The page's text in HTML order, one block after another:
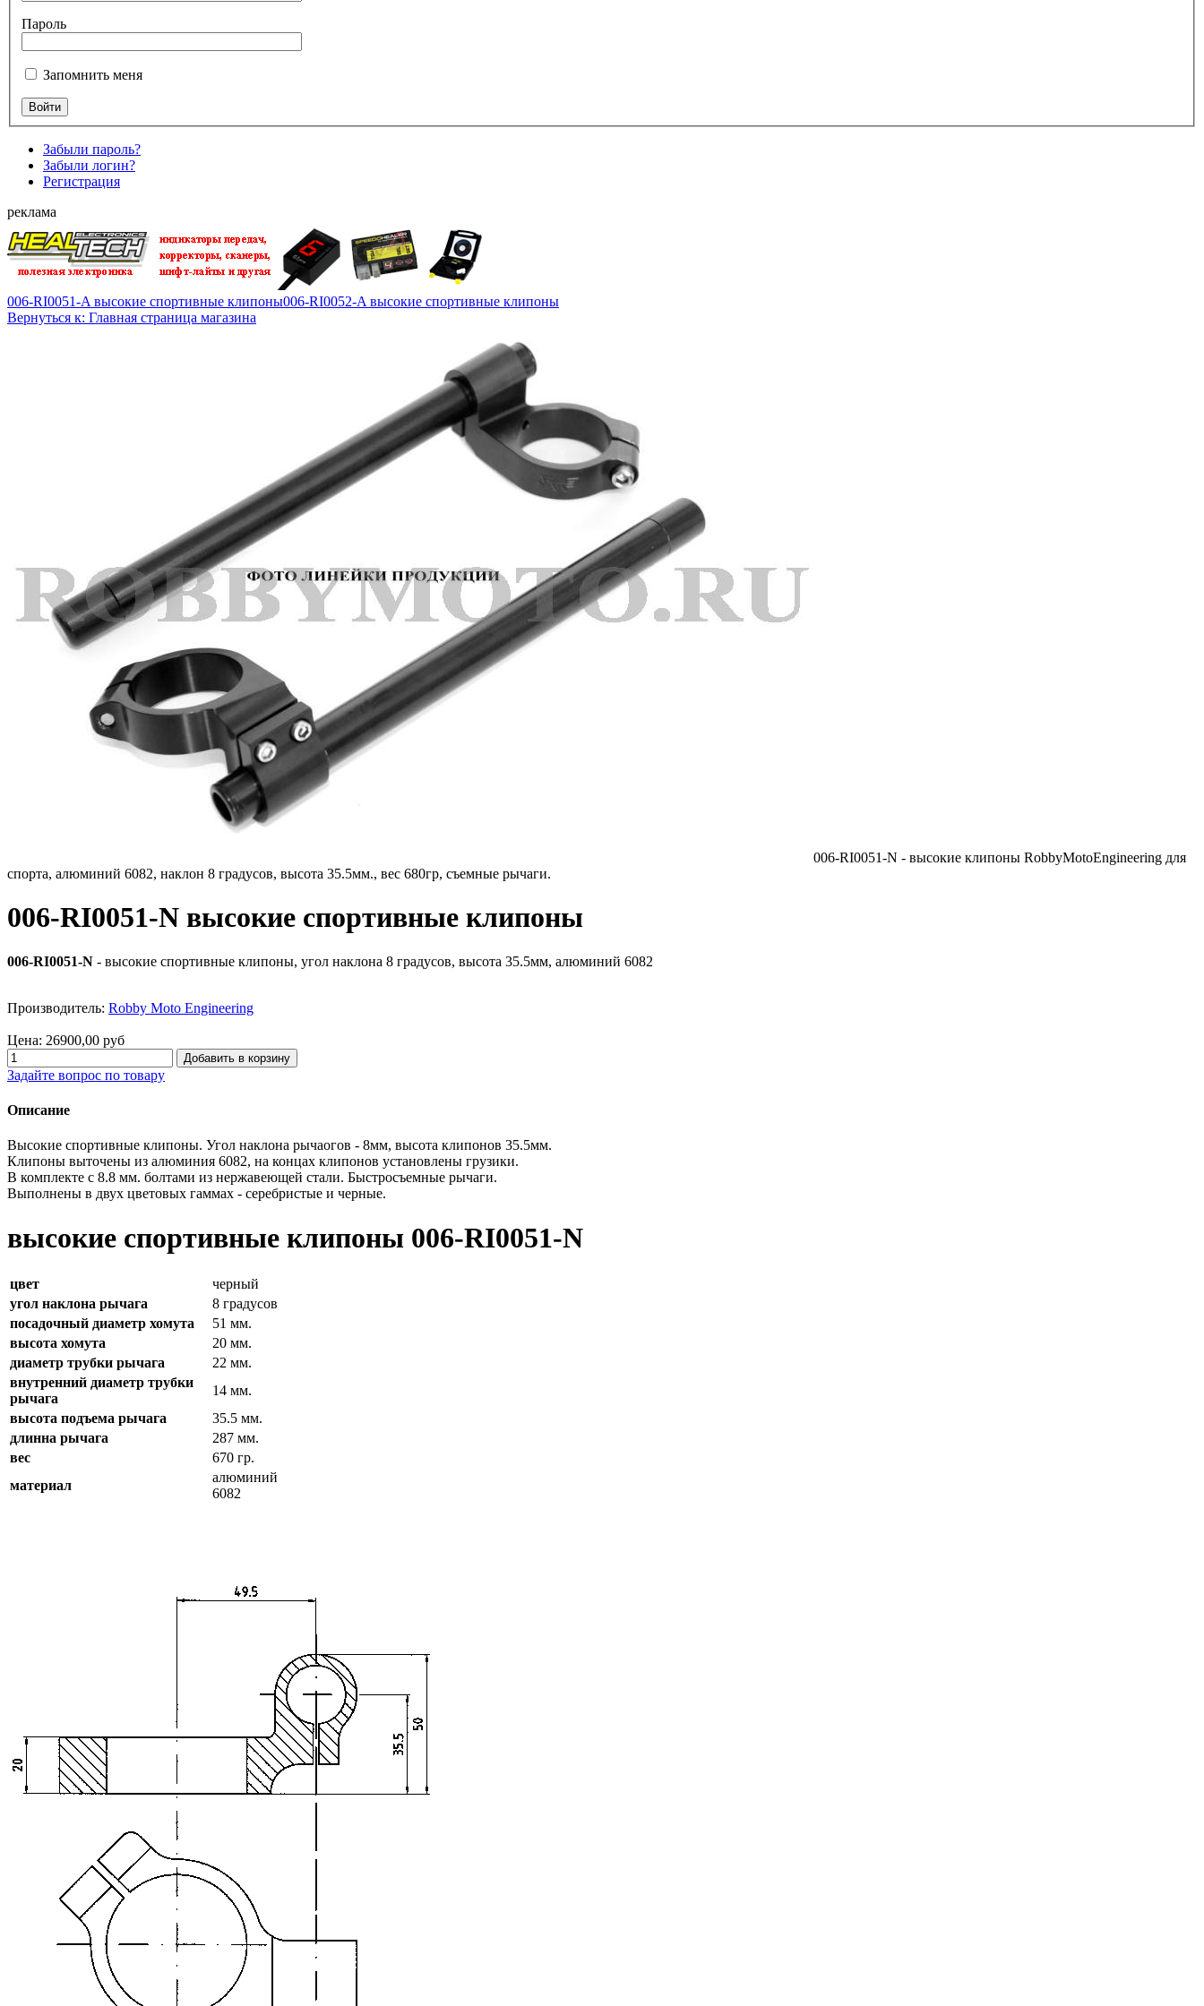
Пароль
Запомнить меня
Забыли пароль?
Забыли логин?
Регистрация
реклама
006-RI0051-A высокие спортивные клипоны006-RI0052-A высокие спортивные клипоны
Вернуться к: Главная страница магазина
006-RI0051-N - высокие клипоны RobbyMotoEngineering для
спорта, алюминий 6082, наклон 8 градусов, высота 35.5мм., вес 680гр, съемные рычаги.
006-RI0051-N высокие спортивные клипоны
006-RI0051-N - высокие спортивные клипоны, угол наклона 8 градусов, высота 35.5мм, алюминий 6082
Производитель: Robby Moto Engineering
Цена: 26900,00 руб
Задайте вопрос по товару
Описание
Высокие спортивные клипоны. Угол наклона рычаогов - 8мм, высота клипонов 35.5мм.
Клипоны выточены из алюминия 6082, на концах клипонов установлены грузики.
В комплекте с 8.8 мм. болтами из нержавеющей стали. Быстросъемные рычаги.
Выполнены в двух цветовых гаммах - серебристые и черные.
высокие спортивные клипоны 006-RI0051-N
цвет
черный
угол наклона рычага
8 градусов
посадочный диаметр хомута
51 мм.
высота хомута
20 мм.
диаметр трубки рычага
22 мм.
внутренний диаметр трубки
рычага
14 мм.
высота подъема рычага
35.5 мм.
длинна рычага
287 мм.
вес
670 гр.
материал
алюминий
6082